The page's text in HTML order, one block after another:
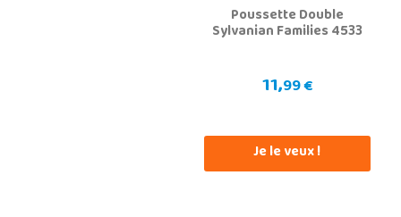
Poussette Double
Sylvanian Families 4533
11,99 €
Je le veux !